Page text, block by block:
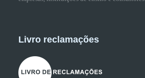
Livro reclamações